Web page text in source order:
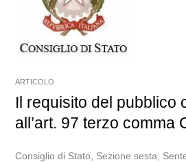
ARTICOLO
Il requisito del pubblico
all’art. 97 terzo comma
Consiglio di Stato, Sezione sesta,